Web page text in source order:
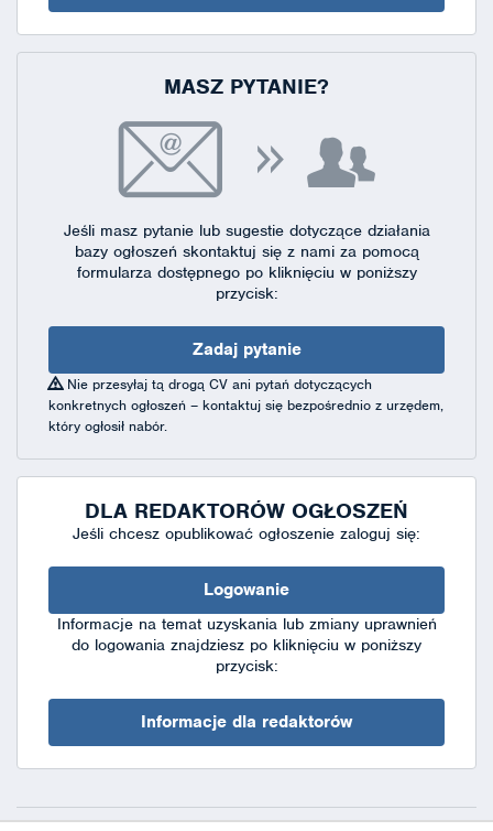
MASZ PYTANIE?
Jeśli masz pytanie lub sugestie dotyczące działania
bazy ogłoszeń skontaktuj się z nami za pomocą
formularza dostępnegopo kliknięciu w poniższy
przycisk:
Zadaj pytanie
Nie przesyłaj tą drogą CV ani pytań dotyczących
konkretnych ogłoszeń – kontaktuj się bezpośrednio z urzędem,
który ogłosił nabór.
DLA REDAKTORÓW OGŁOSZEŃ
Jeśli chcesz opublikować ogłoszenie zaloguj się:
Logowanie
Informacje na temat uzyskania lub zmiany uprawnień
do logowania znajdziesz po kliknięciu w poniższy
przycisk:
Informacje dla redaktorów